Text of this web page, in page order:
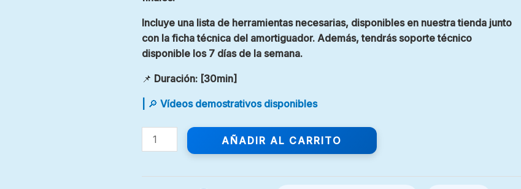
Incluye una lista de herramientas necesarias, disponibles en nuestra tienda junto
con la ficha técnica del amortiguador. Además, tendrás soporte técnico
disponible los 7 días de la semana.
📌 Duración: [30min]
🔎 Vídeos demostrativos disponibles
AÑADIR AL CARRITO